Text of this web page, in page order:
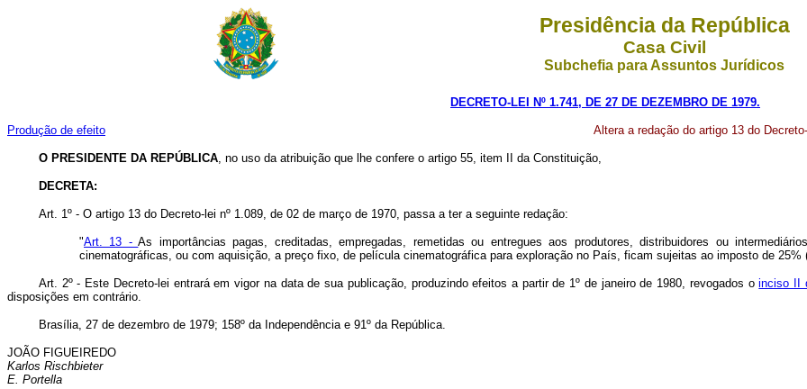
Presidência da República
Casa Civil
Subchefia para Assuntos Jurídicos
DECRETO-LEI Nº 1.741, DE 27 DE DEZEMBRO DE 1979.
Produção de efeito Altera a redação do artigo 13 do
O PRESIDENTE DA REPÚBLICA, no uso da atribuição que lhe confere o artigo 55, item II da Constituição,
DECRETA:
Art. 1º - O artigo 13 do Decreto-lei nº 1.089, de 02 de março de 1970, passa a ter a seguinte redação:
"Art. 13 -As importâncias pagas, creditadas, empregadas, remetidas ou entregues aos produtores, distribuidores ou
cinematográficas, ou com aquisição, a preço fixo, de película cinematográfica para exploração no País, ficam sujeitas ao imposto de
Art. 2º - Este Decreto-lei entrará em vigor na data de sua publicação, produzindo efeitos a partir de 1º de janeiro de 1980, revogados oinciso II
disposições em contrário.
Brasília, 27 de dezembro de 1979; 158º da Independência e 91º da República.
JOÃO FIGUEIREDO
Karlos Rischbieter
E. Portella